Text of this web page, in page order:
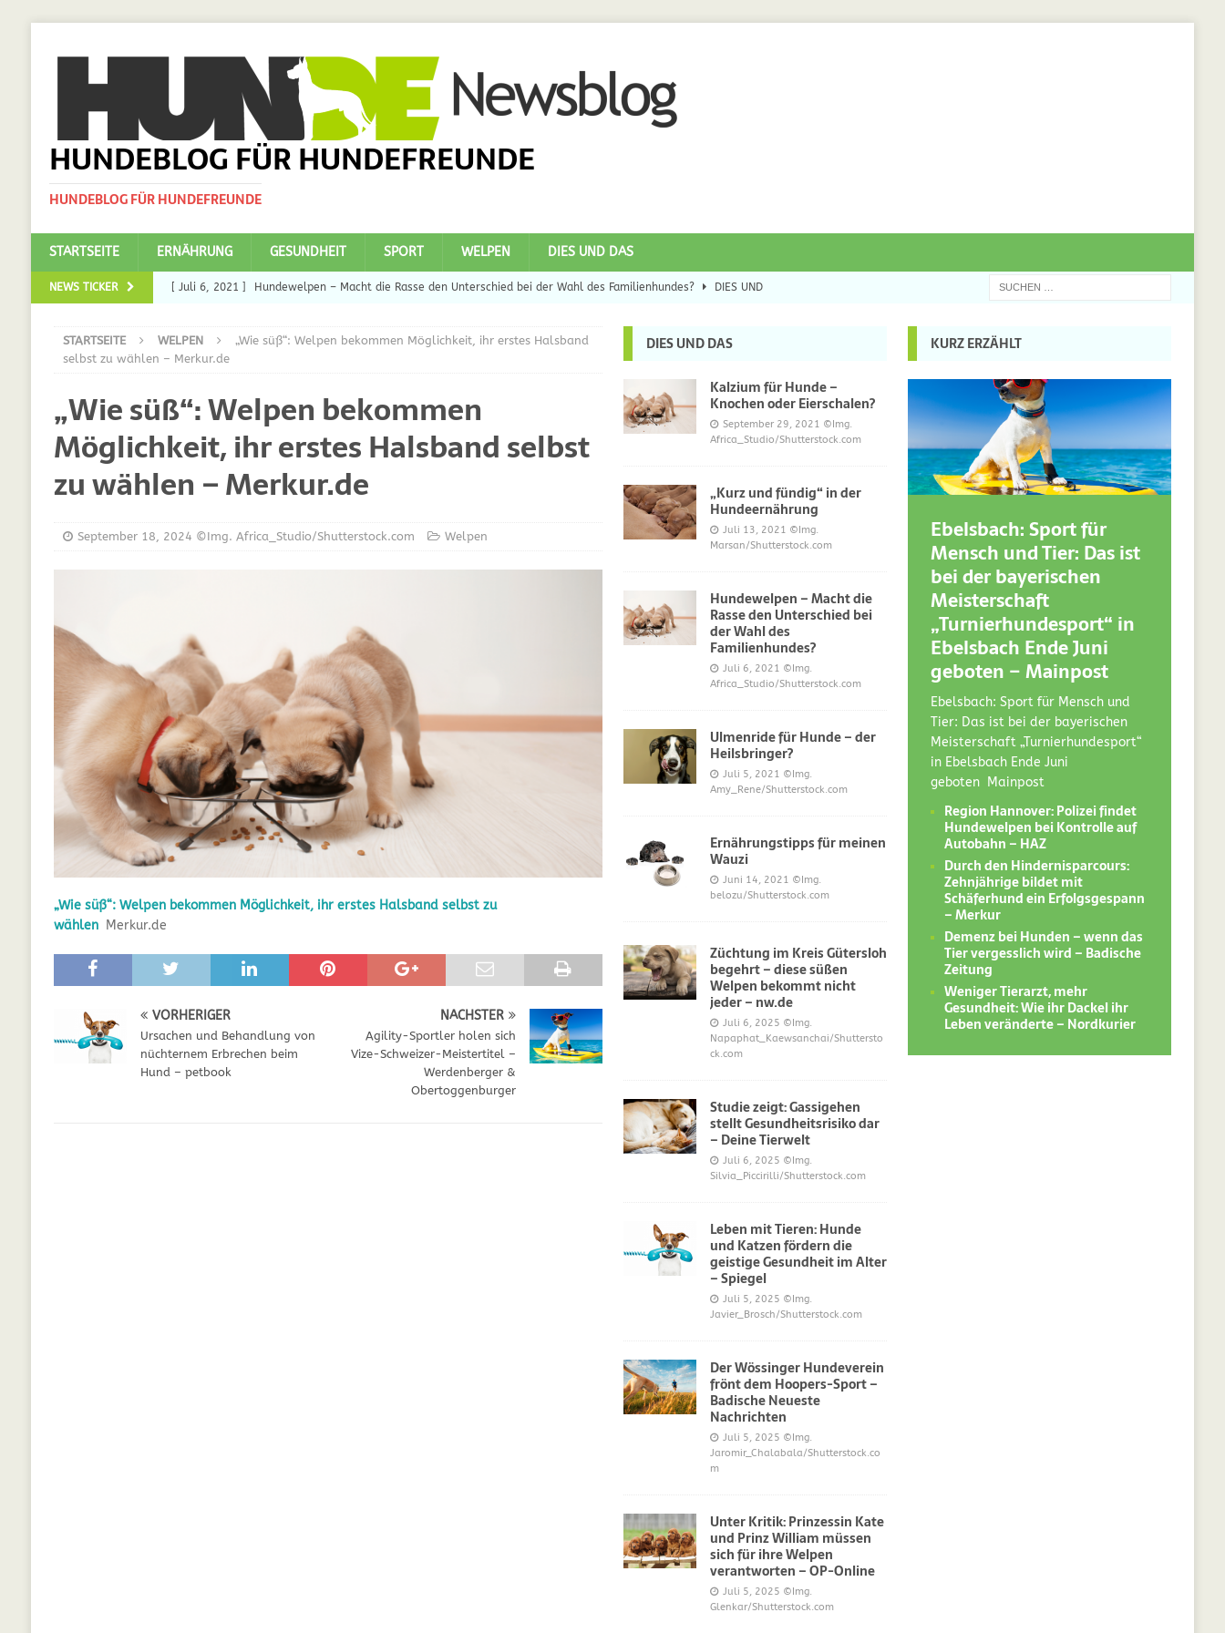
HUNDEBLOG FÜR HUNDEFREUNDE
HUNDEBLOG FÜR HUNDEFREUNDE
STARTSEITE ERNÄHRUNG GESUNDHEIT SPORT WELPEN DIES UND DAS
NEWS TICKER [ Juli 6, 2021 ] Hundewelpen – Macht die Rasse den Unterschied bei der Wahl des Familienhundes? DIES UND
[ Juli 5, 2021 ] Ulmenride für Hunde – der Heilsbringer?
[ März 30, 2021 ] Vitamine für Hunde DIES UND DAS
[ März 19, 2021 ] Probiotika für Hunde – Der neue Trend? DIES UND DAS
[ Oktober 15, 2020 ] Was Sie sich schon immer über Welpenfütterung bei Hunden gefragt haben
[ Februar 18, 2019 ] MCT Öl für Hunde DIES UND DAS
Wachstumskurven für Welpen und Junghunde auf napfcheck-shop.de DIES UND DAS
[ Oktober 10, 2018 ] Neue Ergänzungen für Hund und Katze bei napfcheck-shop.de
[ Juli 25, 2018 ] Hunde Nachrichten für unser englischsprachigen Besucher on dogblogger.net DIES UND DAS
[ Juli 6, 2025 ] Züchtung im Kreis Gütersloh begehrt – diese süßen Welpen bekommt nicht jeder – nw.de
WELPEN
[ Juli 6, 2025 ] Studie zeigt: Gassigehen stellt Gesundheitsrisiko dar – Deine Tierwelt GESUNDHEIT
[ Juli 5, 2025 ] Leben mit Tieren: Hunde und Katzen fördern die geistige Gesundheit im Alter – Spiegel
GESUNDHEIT
[ Juli 5, 2025 ] Der Wössinger Hundeverein frönt dem Hoopers-Sport – Badische Neueste Nachrichten SPORT
[ Juli 5, 2025 ] Unter Kritik: Prinzessin Kate und Prinz William müssen sich für ihre Welpen verantworten – OP-
[ September 29, 2021 ] Kalzium für Hunde – Knochen oder Eierschalen? DIES UND DAS
STARTSEITE WELPEN
„Wie süß“: Welpen bekommen Möglichkeit, ihr erstes Halsband
selbst zu wählen – Merkur.de
„Wie süß“: Welpen bekommen
Möglichkeit, ihr erstes Halsband selbst
zu wählen – Merkur.de
September 18, 2024 ©Img. Africa_Studio/Shutterstock.com Welpen
„Wie süß“: Welpen bekommen Möglichkeit, ihr erstes Halsband selbst zu
wählen Merkur.de
VORHERIGER
Ursachen und Behandlung von
nüchternem Erbrechen beim
Hund – petbook
NÄCHSTER
Agility-Sportler holen sich
Vize-Schweizer-Meistertitel –
Werdenberger &
Obertoggenburger
DIES UND DAS
Kalzium für Hunde –
Knochen oder Eierschalen?
September 29, 2021 ©Img.
Africa_Studio/Shutterstock.com
„Kurz und fündig“ in der
Hundeernährung
Juli 13, 2021 ©Img.
Marsan/Shutterstock.com
Hundewelpen – Macht die
Rasse den Unterschied bei
der Wahl des
Familienhundes?
Juli 6, 2021 ©Img.
Africa_Studio/Shutterstock.com
Ulmenride für Hunde – der
Heilsbringer?
Juli 5, 2021 ©Img.
Amy_Rene/Shutterstock.com
Ernährungstipps für meinen
Wauzi
Juni 14, 2021 ©Img.
belozu/Shutterstock.com
Züchtung im Kreis Gütersloh
begehrt – diese süßen
Welpen bekommt nicht
jeder – nw.de
Juli 6, 2025 ©Img.
Napaphat_Kaewsanchai/Shuttersto
ck.com
Studie zeigt: Gassigehen
stellt Gesundheitsrisiko dar
– Deine Tierwelt
Juli 6, 2025 ©Img.
Silvia_Piccirilli/Shutterstock.com
Leben mit Tieren: Hunde
und Katzen fördern die
geistige Gesundheit im Alter
– Spiegel
Juli 5, 2025 ©Img.
Javier_Brosch/Shutterstock.com
Der Wössinger Hundeverein
frönt dem Hoopers-Sport –
Badische Neueste
Nachrichten
Juli 5, 2025 ©Img.
Jaromir_Chalabala/Shutterstock.co
m
Unter Kritik: Prinzessin Kate
und Prinz William müssen
sich für ihre Welpen
verantworten – OP-Online
Juli 5, 2025 ©Img.
Glenkar/Shutterstock.com
KURZ ERZÄHLT
Ebelsbach: Sport für
Mensch und Tier: Das ist
bei der bayerischen
Meisterschaft
„Turnierhundesport“ in
Ebelsbach Ende Juni
geboten – Mainpost
Ebelsbach: Sport für Mensch und
Tier: Das ist bei der bayerischen
Meisterschaft „Turnierhundesport“
in Ebelsbach Ende Juni
geboten Mainpost
Region Hannover: Polizei findet
Hundewelpen bei Kontrolle auf
Autobahn – HAZ
Durch den Hindernisparcours:
Zehnjährige bildet mit
Schäferhund ein Erfolgsgespann
– Merkur
Demenz bei Hunden – wenn das
Tier vergesslich wird – Badische
Zeitung
Weniger Tierarzt, mehr
Gesundheit: Wie ihr Dackel ihr
Leben veränderte – Nordkurier